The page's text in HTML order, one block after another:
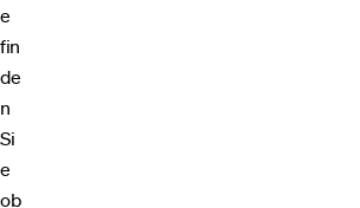
e
fin
de
n
Si
e
ob